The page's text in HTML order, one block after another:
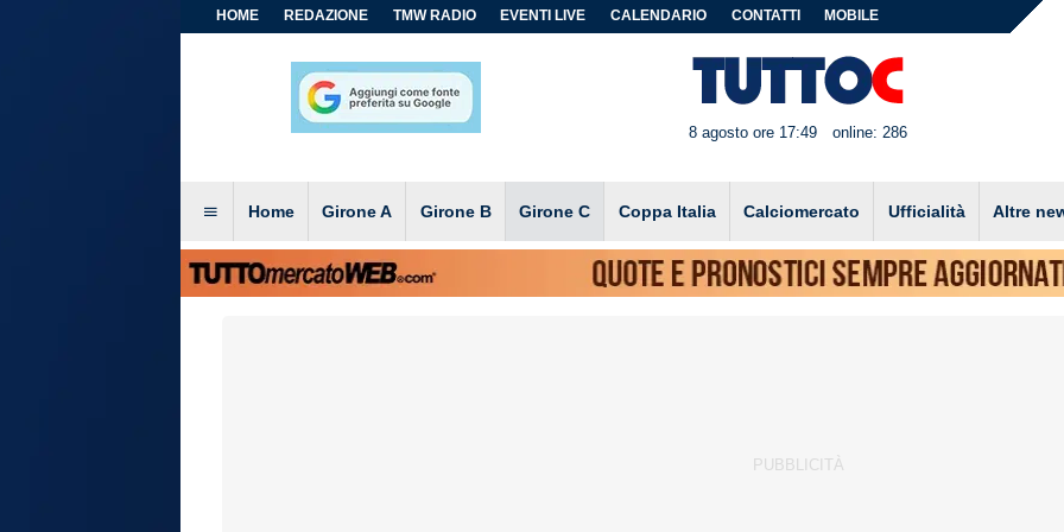
HOME REDAZIONE TMW RADIO EVENTI LIVE CALENDARIO CONTATTI MOBILE
8 agosto ore 17:49 online: 286
Home Girone A Girone B Girone C Coppa Italia Calciomercato Ufficialità Altre